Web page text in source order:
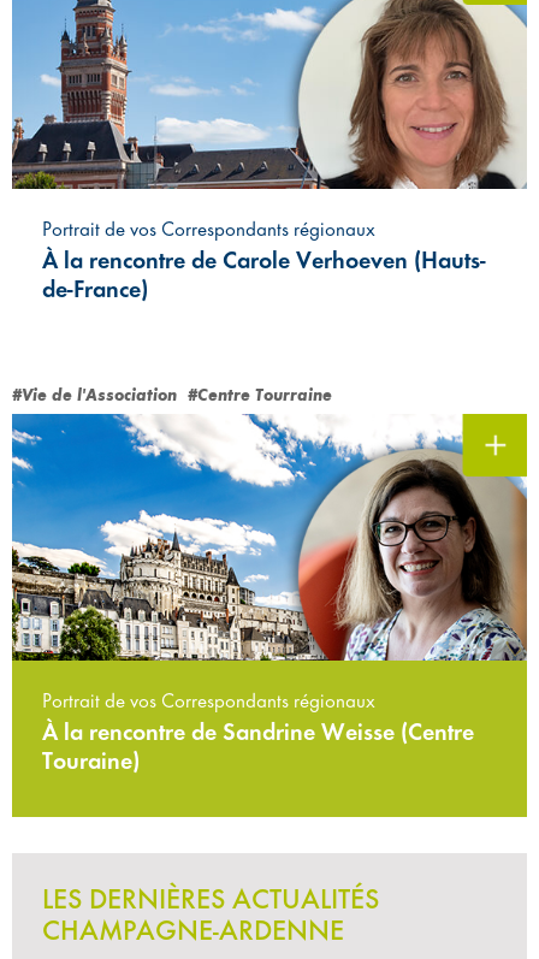
Portrait de vos Correspondants régionaux
À la rencontre de Carole Verhoeven (Hauts-
de-France)
#Vie de l'Association #Centre Tourraine
Portrait de vos Correspondants régionaux
À la rencontre de Sandrine Weisse (Centre
Touraine)
LES DERNIÈRES ACTUALITÉS
CHAMPAGNE-ARDENNE